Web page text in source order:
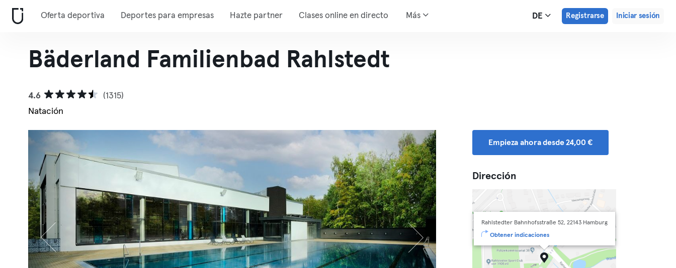
Oferta deportiva Deportes para empresas Hazte partner Clases online en directo Más DE Registrarse Iniciar sesión
Bäderland Familienbad Rahlstedt
4.6
(1315)
Natación
Empieza ahora desde 24,00 €
Dirección
Rahlstedter Bahnhofsstraße 52, 22143 Hamburg
Obtener indicaciones